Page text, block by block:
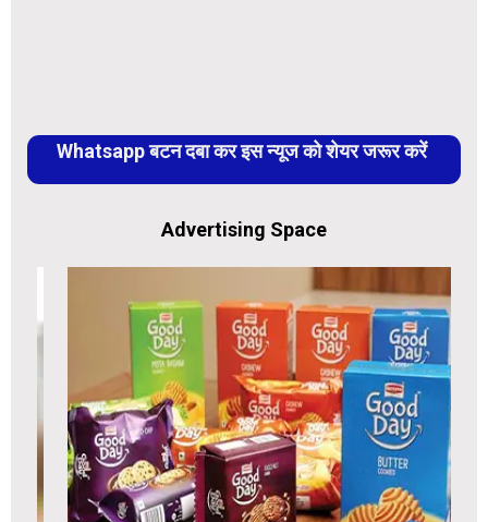
Whatsapp बटन दबा कर इस न्यूज को शेयर जरूर करें
Advertising Space